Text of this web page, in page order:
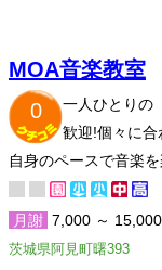
MOA音楽教室
0
一人ひとりの
歓迎!個々に
自身のペースで音楽
月謝 7,000 ～
茨城県阿見町曙393